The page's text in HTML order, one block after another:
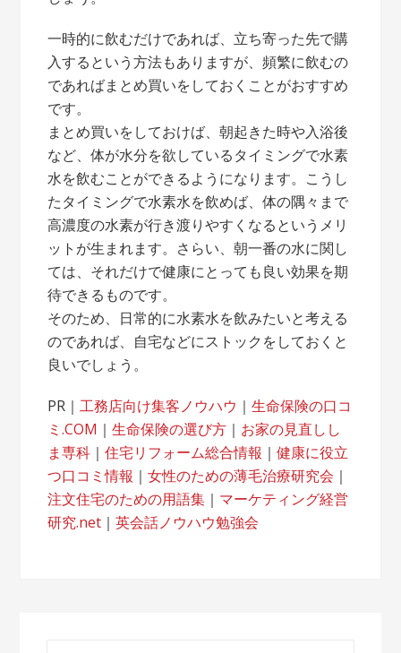
一時的に飲むだけであれば、立ち寄った先で購
入するという方法もありますが、頻繁に飲むの
であればまとめ買いをしておくことがおすすめ
です。
まとめ買いをしておけば、朝起きた時や入浴後
など、体が水分を欲しているタイミングで水素
水を飲むことができるようになります。こうし
たタイミングで水素水を飲めば、体の隅々まで
高濃度の水素が行き渡りやすくなるというメリ
ットが生まれます。さらい、朝一番の水に関し
ては、それだけで健康にとっても良い効果を期
待できるものです。
そのため、日常的に水素水を飲みたいと考える
のであれば、自宅などにストックをしておくと
良いでしょう。
PR｜工務店向け集客ノウハウ ｜生命保険の口コ
ミ.COM ｜生命保険の選び方 ｜ お家の見直しし
ま専科 ｜住宅リフォーム総合情報 ｜健康に役立
つ口コミ情報 ｜女性のための薄毛治療研究会 ｜
注文住宅のための用語集 ｜ マーケティング経営
研究.net ｜英会話ノウハウ勉強会